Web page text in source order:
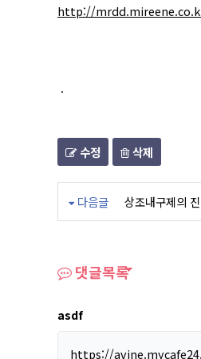
http://
.
수정 삭제
다음글 상조내구제의
댓글목록
asdf
https://